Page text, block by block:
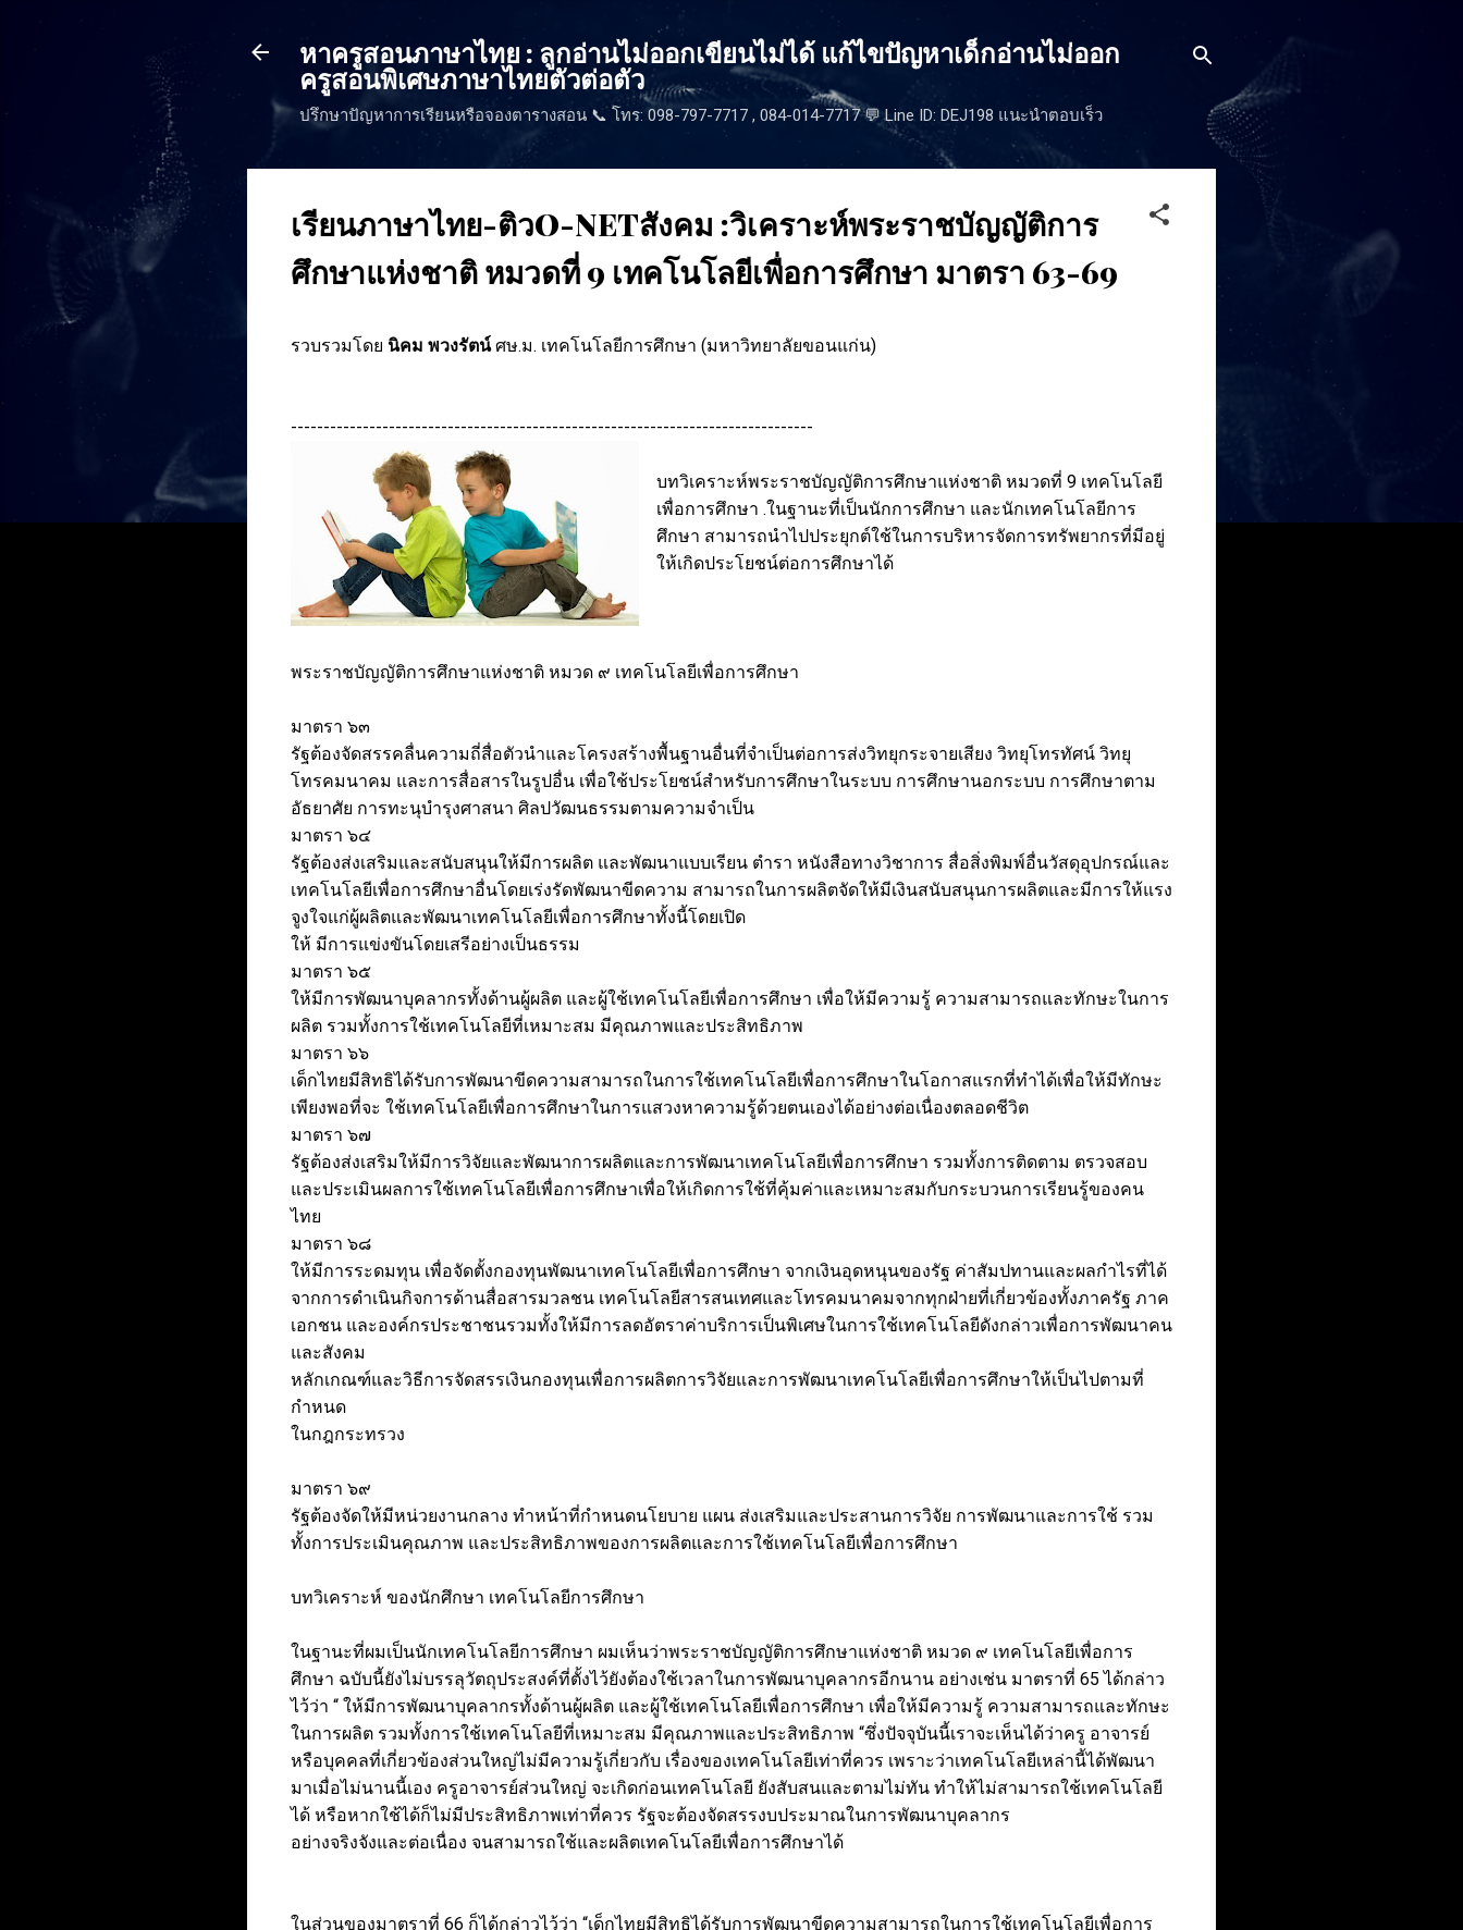
ข้ามไปที่เนื้อหาหลัก
หาครูสอนภาษาไทย : ลูกอ่านไม่ออกเขียนไม่ได้ แก้ไขปัญหาเด็กอ่านไม่ออก
ครูสอนพิเศษภาษาไทยตัวต่อตัว
ปรึกษาปัญหาการเรียนหรือจองตารางสอน 📞 โทร: 098-797-7717 , 084-014-7717 💬 Line ID: DEJ198 แนะนำตอบเร็ว
เรียนภาษาไทย-ติวO-NETสังคม :วิเคราะห์พระราชบัญญัติการ
ศึกษาแห่งชาติ หมวดที่ 9 เทคโนโลยีเพื่อการศึกษา มาตรา 63-69
รวบรวมโดย นิคม พวงรัตน์ศษ.ม. เทคโนโลยีการศึกษา (มหาวิทยาลัยขอนแก่น)
--------------------------------------------------------------------------------
บทวิเคราะห์พระราชบัญญัติการศึกษาแห่งชาติ หมวดที่ 9 เทคโนโลยี
เพื่อการศึกษา .ในฐานะที่เป็นนักการศึกษา และนักเทคโนโลยีการ
ศึกษา สามารถนำไปประยุกต์ใช้ในการบริหารจัดการทรัพยากรที่มีอยู่
ให้เกิดประโยชน์ต่อการศึกษาได้
พระราชบัญญัติการศึกษาแห่งชาติ หมวด ๙ เทคโนโลยีเพื่อการศึกษา
มาตรา ๖๓
รัฐต้องจัดสรรคลื่นความถี่สื่อตัวนำและโครงสร้างพื้นฐานอื่นที่จำเป็นต่อการส่งวิทยุกระจายเสียง วิทยุโทรทัศน์ วิทยุ
โทรคมนาคม และการสื่อสารในรูปอื่น เพื่อใช้ประโยชน์สำหรับการศึกษาในระบบ การศึกษานอกระบบ การศึกษาตาม
อัธยาศัย การทะนุบำรุงศาสนา ศิลปวัฒนธรรมตามความจำเป็น
มาตรา ๖๔
รัฐต้องส่งเสริมและสนับสนุนให้มีการผลิต และพัฒนาแบบเรียน ตำรา หนังสือทางวิชาการ สื่อสิ่งพิมพ์อื่นวัสดุอุปกรณ์และ
เทคโนโลยีเพื่อการศึกษาอื่นโดยเร่งรัดพัฒนาขีดความ สามารถในการผลิตจัดให้มีเงินสนับสนุนการผลิตและมีการให้แรง
จูงใจแก่ผู้ผลิตและพัฒนาเทคโนโลยีเพื่อการศึกษาทั้งนี้โดยเปิด
ให้ มีการแข่งขันโดยเสรีอย่างเป็นธรรม
มาตรา ๖๕
ให้มีการพัฒนาบุคลากรทั้งด้านผู้ผลิต และผู้ใช้เทคโนโลยีเพื่อการศึกษา เพื่อให้มีความรู้ ความสามารถและทักษะในการ
ผลิต รวมทั้งการใช้เทคโนโลยีที่เหมาะสม มีคุณภาพและประสิทธิภาพ
มาตรา ๖๖
เด็กไทยมีสิทธิได้รับการพัฒนาขีดความสามารถในการใช้เทคโนโลยีเพื่อการศึกษาในโอกาสแรกที่ทำได้เพื่อให้มีทักษะ
เพียงพอที่จะ ใช้เทคโนโลยีเพื่อการศึกษาในการแสวงหาความรู้ด้วยตนเองได้อย่างต่อเนื่องตลอดชีวิต
มาตรา ๖๗
รัฐต้องส่งเสริมให้มีการวิจัยและพัฒนาการผลิตและการพัฒนาเทคโนโลยีเพื่อการศึกษา รวมทั้งการติดตาม ตรวจสอบ
และประเมินผลการใช้เทคโนโลยีเพื่อการศึกษาเพื่อให้เกิดการใช้ที่คุ้มค่าและเหมาะสมกับกระบวนการเรียนรู้ของคน
ไทย
มาตรา ๖๘
ให้มีการระดมทุน เพื่อจัดตั้งกองทุนพัฒนาเทคโนโลยีเพื่อการศึกษา จากเงินอุดหนุนของรัฐ ค่าสัมปทานและผลกำไรที่ได้
จากการดำเนินกิจการด้านสื่อสารมวลชน เทคโนโลยีสารสนเทศและโทรคมนาคมจากทุกฝ่ายที่เกี่ยวข้องทั้งภาครัฐ ภาค
เอกชน และองค์กรประชาชนรวมทั้งให้มีการลดอัตราค่าบริการเป็นพิเศษในการใช้เทคโนโลยีดังกล่าวเพื่อการพัฒนาคน
และสังคม
หลักเกณฑ์และวิธีการจัดสรรเงินกองทุนเพื่อการผลิตการวิจัยและการพัฒนาเทคโนโลยีเพื่อการศึกษาให้เป็นไปตามที่
กำหนด
ในกฎกระทรวง
มาตรา ๖๙
รัฐต้องจัดให้มีหน่วยงานกลาง ทำหน้าที่กำหนดนโยบาย แผน ส่งเสริมและประสานการวิจัย การพัฒนาและการใช้ รวม
ทั้งการประเมินคุณภาพ และประสิทธิภาพของการผลิตและการใช้เทคโนโลยีเพื่อการศึกษา
บทวิเคราะห์ ของนักศึกษา เทคโนโลยีการศึกษา
ในฐานะที่ผมเป็นนักเทคโนโลยีการศึกษา ผมเห็นว่าพระราชบัญญัติการศึกษาแห่งชาติ หมวด ๙ เทคโนโลยีเพื่อการ
ศึกษา ฉบับนี้ยังไม่บรรลุวัตถุประสงค์ที่ตั้งไว้ยังต้องใช้เวลาในการพัฒนาบุคลากรอีกนาน อย่างเช่น มาตราที่ 65 ได้กล่าว
ไว้ว่า “ ให้มีการพัฒนาบุคลากรทั้งด้านผู้ผลิต และผู้ใช้เทคโนโลยีเพื่อการศึกษา เพื่อให้มีความรู้ ความสามารถและทักษะ
ในการผลิต รวมทั้งการใช้เทคโนโลยีที่เหมาะสม มีคุณภาพและประสิทธิภาพ “ซึ่งปัจจุบันนี้เราจะเห็นได้ว่าครู อาจารย์
หรือบุคคลที่เกี่ยวข้องส่วนใหญ่ไม่มีความรู้เกี่ยวกับ เรื่องของเทคโนโลยีเท่าที่ควร เพราะว่าเทคโนโลยีเหล่านี้ได้พัฒนา
มาเมื่อไม่นานนี้เอง ครูอาจารย์ส่วนใหญ่ จะเกิดก่อนเทคโนโลยี ยังสับสนและตามไม่ทัน ทำให้ไม่สามารถใช้เทคโนโลยี
ได้ หรือหากใช้ได้ก็ไม่มีประสิทธิภาพเท่าที่ควร รัฐจะต้องจัดสรรงบประมาณในการพัฒนาบุคลากร
อย่างจริงจังและต่อเนื่อง จนสามารถใช้และผลิตเทคโนโลยีเพื่อการศึกษาได้
ในส่วนของมาตราที่ 66 ก็ได้กล่าวไว้ว่า “เด็กไทยมีสิทธิได้รับการพัฒนาขีดความสามารถในการใช้เทคโนโลยีเพื่อการ